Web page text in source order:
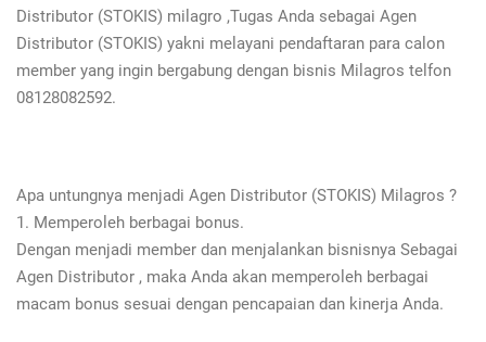
Distributor (STOKIS) milagro ,Tugas Anda sebagai Agen
Distributor (STOKIS) yakni melayani pendaftaran para calon
member yang ingin bergabung dengan bisnis Milagros telfon
08128082592.
Apa untungnya menjadi Agen Distributor (STOKIS) Milagros ?
1. Memperoleh berbagai bonus.
Dengan menjadi member dan menjalankan bisnisnya Sebagai
Agen Distributor , maka Anda akan memperoleh berbagai
macam bonus sesuai dengan pencapaian dan kinerja Anda.